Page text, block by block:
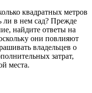
квадратных метров
ли в нем сад? Прежде
найдите ответы на
они повлияют
владельцев о
затрат,
места.